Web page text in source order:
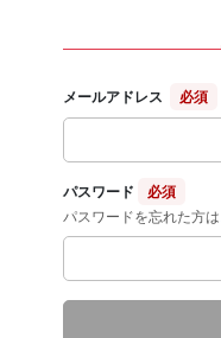
メールアドレス 必須
パスワード
必須
パスワードを忘れた方は